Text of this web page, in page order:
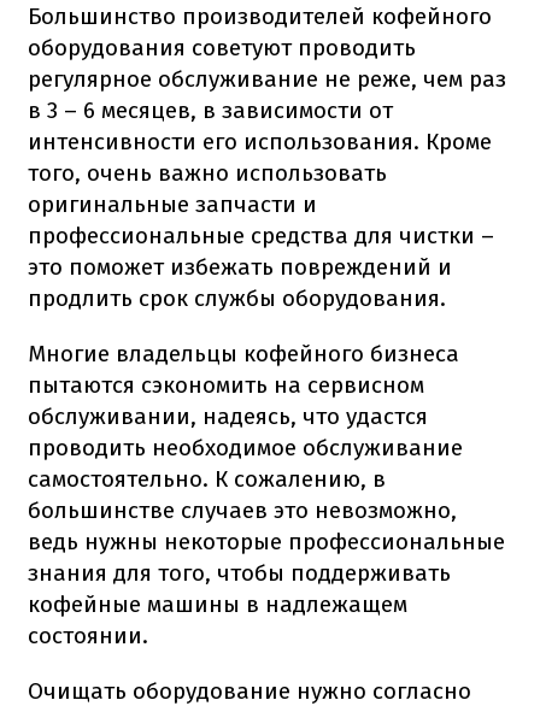
Большинство производителей кофейного
оборудования советуют проводить
регулярное обслуживание не реже, чем раз
в 3 – 6 месяцев, в зависимости от
интенсивности его использования. Кроме
того, очень важно использовать
оригинальные запчасти и
профессиональные средства для чистки –
это поможет избежать повреждений и
продлить срок службы оборудования.
Многие владельцы кофейного бизнеса
пытаются сэкономить на сервисном
обслуживании, надеясь, что удастся
проводить необходимое обслуживание
самостоятельно. К сожалению, в
большинстве случаев это невозможно,
ведь нужны некоторые профессиональные
знания для того, чтобы поддерживать
кофейные машины в надлежащем
состоянии.
Очищать оборудование нужно согласно